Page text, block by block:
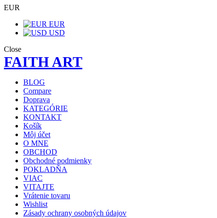
EUR
EUR
USD
Close
FAITH ART
BLOG
Compare
Doprava
KATEGÓRIE
KONTAKT
Košík
Môj účet
O MNE
OBCHOD
Obchodné podmienky
POKLADŇA
VIAC
VITAJTE
Vrátenie tovaru
Wishlist
Zásady ochrany osobných údajov